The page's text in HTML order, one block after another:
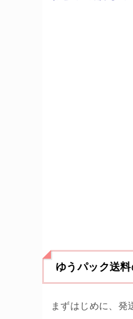
ゆうパック送
まずはじめに、発